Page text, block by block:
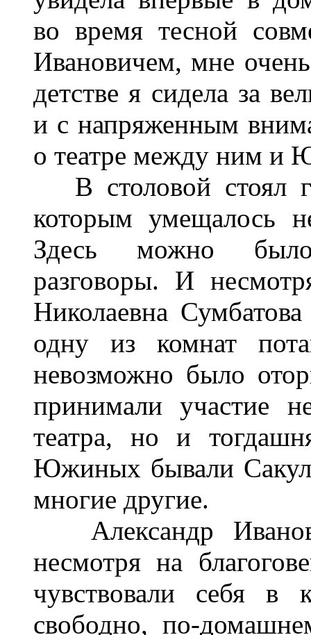
во время тесной
Ивановичем, мне очень
детстве я сидела за
и с напряженным
о театре между ним
В столовой стоял
которым умещалось
Здесь можно было
разговоры. И
Николаевна
одну из комнат
невозможно было
принимали участие
театра, но и
Южиных бывали
многие другие.
Александр
несмотря на
чувствовали себя в
свободно, по-